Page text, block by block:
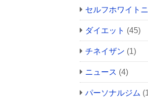
セルフホワイト
ダイエット (45)
チネイザン (1)
ニュース (4)
パーソナルジム